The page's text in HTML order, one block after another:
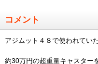
コメント
アジムット４８で使われてい
約30万円の超重量キャスター